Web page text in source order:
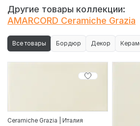
Другие товары коллекции:
AMARCORD Ceramiche Grazia
Все товары Бордюр Декор
Ceramiche Grazia | Италия